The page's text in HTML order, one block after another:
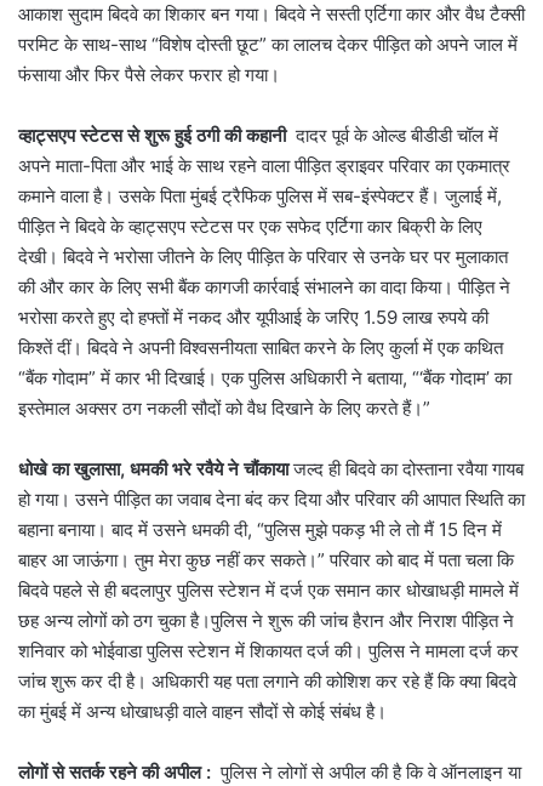
आकाश सुदाम बिदवे का शिकार बन गया। बिदवे ने सस्ती एर्टिगा कार और वैध टैक्सी
परमिट के साथ-साथ “विशेष दोस्ती छूट” का लालच देकर पीड़ित को अपने जाल में
फंसाया और फिर पैसे लेकर फरार हो गया।
व्हाट्सएप स्टेटस से शुरू हुई ठगी की कहानीदादर पूर्व के ओल्ड बीडीडी चॉल में
अपने माता-पिता और भाई के साथ रहने वाला पीड़ित ड्राइवर परिवार का एकमात्र
कमाने वाला है। उसके पिता मुंबई ट्रैफिक पुलिस में सब-इंस्पेक्टर हैं। जुलाई में,
पीड़ित ने बिदवे के व्हाट्सएप स्टेटस पर एक सफेद एर्टिगा कार बिक्री के लिए
देखी। बिदवे ने भरोसा जीतने के लिए पीड़ित के परिवार से उनके घर पर मुलाकात
की और कार के लिए सभी बैंक कागजी कार्रवाई संभालने का वादा किया। पीड़ित ने
भरोसा करते हुए दो हफ्तों में नकद और यूपीआई के जरिए 1.59 लाख रुपये की
किश्तें दीं। बिदवे ने अपनी विश्वसनीयता साबित करने के लिए कुर्ला में एक कथित
“बैंक गोदाम” में कार भी दिखाई। एक पुलिस अधिकारी ने बताया, “‘बैंक गोदाम’ का
इस्तेमाल अक्सर ठग नकली सौदों को वैध दिखाने के लिए करते हैं।”
धोखे का खुलासा, धमकी भरे रवैये ने चौंकायाजल्द ही बिदवे का दोस्ताना रवैया गायब
हो गया। उसने पीड़ित का जवाब देना बंद कर दिया और परिवार की आपात स्थिति का
बहाना बनाया। बाद में उसने धमकी दी, “पुलिस मुझे पकड़ भी ले तो मैं 15 दिन में
बाहर आ जाऊंगा। तुम मेरा कुछ नहीं कर सकते।” परिवार को बाद में पता चला कि
बिदवे पहले से ही बदलापुर पुलिस स्टेशन में दर्ज एक समान कार धोखाधड़ी मामले में
छह अन्य लोगों को ठग चुका है।पुलिस ने शुरू की जांच हैरान और निराश पीड़ित ने
शनिवार को भोईवाडा पुलिस स्टेशन में शिकायत दर्ज की। पुलिस ने मामला दर्ज कर
जांच शुरू कर दी है। अधिकारी यह पता लगाने की कोशिश कर रहे हैं कि क्या बिदवे
का मुंबई में अन्य धोखाधड़ी वाले वाहन सौदों से कोई संबंध है।
लोगों से सतर्क रहने की अपील :पुलिस ने लोगों से अपील की है कि वे ऑनलाइन या